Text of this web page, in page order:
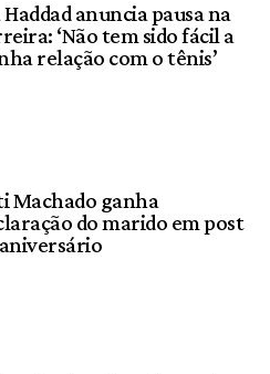
Haddad anuncia pausa na
‘Não tem sido fácil a
relação com o tênis’
Machado ganha
do marido em post